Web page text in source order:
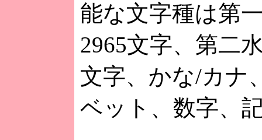
能な文字種は第
2965文字、第二
文字、かな/カナ
ベット、数字、